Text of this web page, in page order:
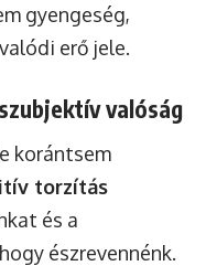
gyengeség,
erő jele.
valóság
korántsem
torzítás
és a
észrevennénk.